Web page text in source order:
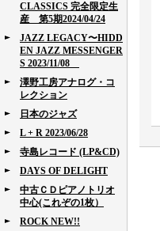
CLASSICS 完全限定生
産 第5期2024/04/24
JAZZ LEGACY〜HIDD
EN JAZZ MESSENGER
S 2023/11/08
澤野工房アナログ・コ
レクション
日本のジャズ
L + R 2023/06/28
寺島レコード (LP&CD)
DAYS OF DELIGHT
中古ＣＤピアノトリオ
中心(これぞの1枚）
ROCK NEW!!